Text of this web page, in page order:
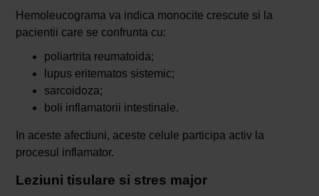
Hemoleucograma va indica monocite crescute si la
pacientii care se confrunta cu:
poliartrita reumatoida;
lupus eritematos sistemic;
sarcoidoza;
boli inflamatorii intestinale.
In aceste afectiuni, aceste celule participa activ la
procesul inflamator.
Leziuni tisulare si stres major